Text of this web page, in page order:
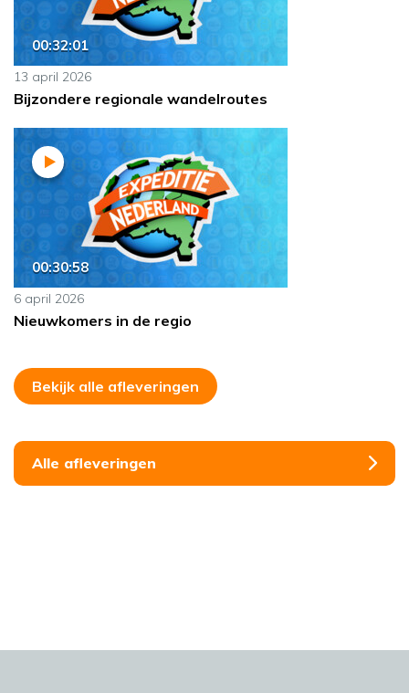
00:32:01
13 april 2026
Bijzondere regionale wandelroutes
00:30:58
6 april 2026
Nieuwkomers in de regio
Bekijk alle afleveringen
Alle afleveringen